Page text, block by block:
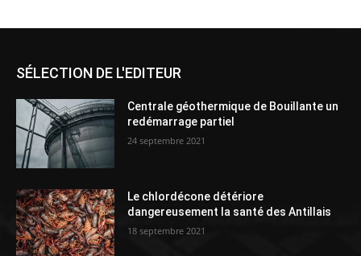
SÉLECTION DE L'EDITEUR
Centrale géothermique de Bouillante un
redémarrage partiel
24 septembre 2021
Le chlordécone détériore
dangereusement la santé des Antillais
18 septembre 2021